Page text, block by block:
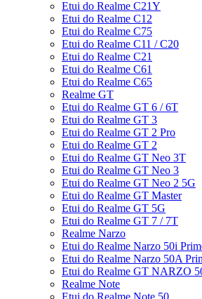
Etui do Realme C21Y
Etui do Realme C12
Etui do Realme C75
Etui do Realme C11 / C20
Etui do Realme C21
Etui do Realme C61
Etui do Realme C65
Realme GT
Etui do Realme GT 6 / 6T
Etui do Realme GT 3
Etui do Realme GT 2 Pro
Etui do Realme GT 2
Etui do Realme GT Neo 3T
Etui do Realme GT Neo 3
Etui do Realme GT Neo 2 5G
Etui do Realme GT Master
Etui do Realme GT 5G
Etui do Realme GT 7 / 7T
Realme Narzo
Etui do Realme Narzo 50i
Etui do Realme Narzo 50A
Etui do Realme GT NARZO
Realme Note
Etui do Realme Note 50